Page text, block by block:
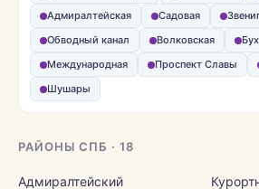
Адмиралтейская
Садовая
Обводный канал
Волковская
Международная
Проспект Славы
Шушары
РАЙОНЫ СПБ · 18
Адмиралтейский